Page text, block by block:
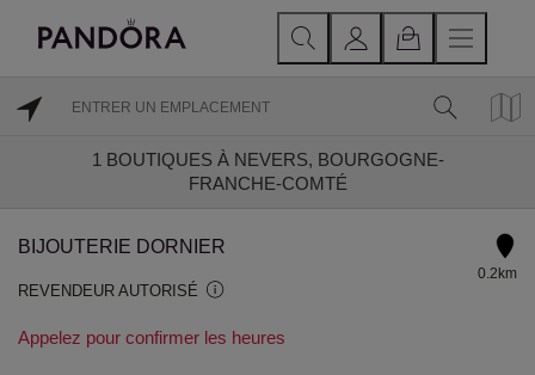
1 BOUTIQUES À NEVERS, BOURGOGNE-
FRANCHE-COMTÉ
BIJOUTERIE DORNIER
REVENDEUR AUTORISÉ
Appelez pour confirmer les heures
0.2km